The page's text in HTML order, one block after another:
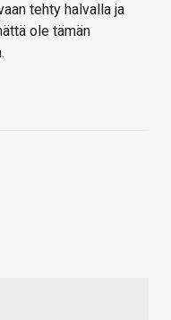
tehty halvalla ja
ole tämän